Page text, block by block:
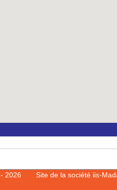
- 2026 Site de la société iis-